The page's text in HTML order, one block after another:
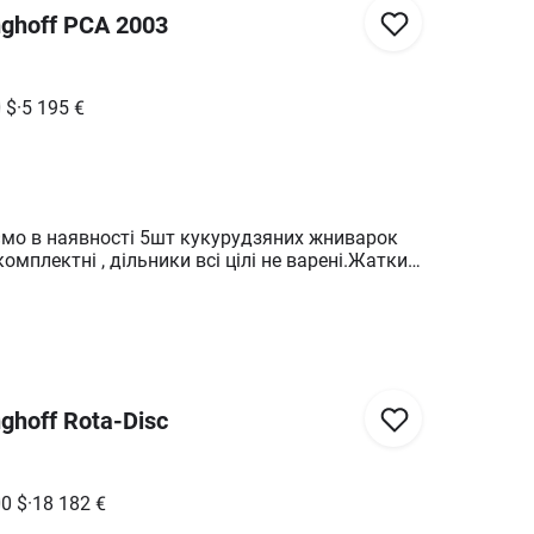
PCA 2003
$·5 195 €
в наявності 5шт кукурудзяних жниварок
, дільники всі цілі не варені.Жатки
звертайтесь за тел. **********. Можливий
Rota-Disc
$·18 182 €